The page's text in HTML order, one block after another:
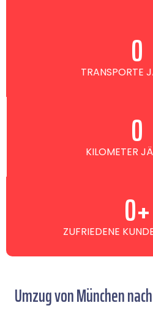
TRANSPORTE
0
KILOMETER
0
ZUFRIEDENE 0+
Umzug von München